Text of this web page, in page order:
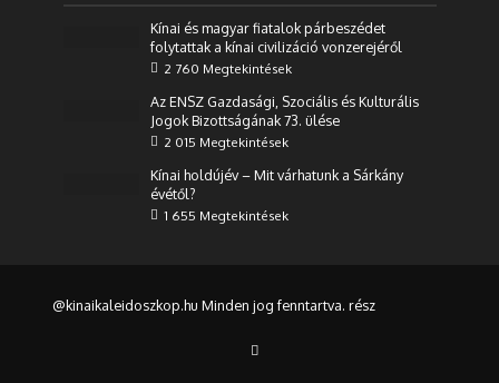
Kínai és magyar fiatalok párbeszédet
folytattak a kínai civilizáció vonzerejéről
2 760 Megtekintések
Az ENSZ Gazdasági, Szociális és Kulturális
Jogok Bizottságának 73. ülése
2 015 Megtekintések
Kínai holdújév – Mit várhatunk a Sárkány
évétől?
1 655 Megtekintések
@kinaikaleidoszkop.hu Minden jog fenntartva. rész